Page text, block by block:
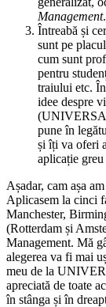
Management.
Întreabă și
sunt pe
cum sunt
pentru
traiului etc.
idee despre
pune în
și îți va oferi
aplicație
Așadar, cam așa
Aplicasem la cinci
Manchester,
(Rotterdam și
Management. Mă
alegerea va fi mai
meu de la
apreciată de toate
în stânga și în